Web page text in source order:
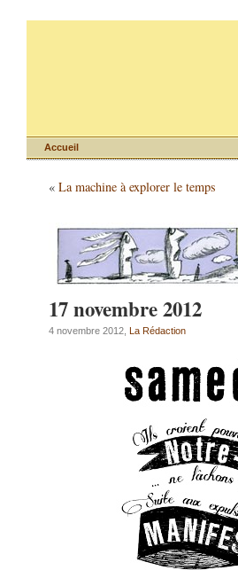
Accueil
« La machine à explorer le temps
17 novembre 2012
4 novembre 2012, La Rédaction